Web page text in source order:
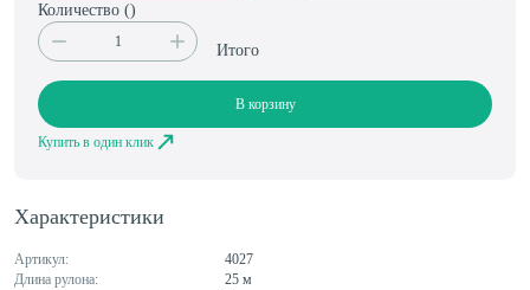
Характеристики
Артикул:
4027
Длина рулона:
25 м
Количество ()
Итого
В корзину
Купить в один клик